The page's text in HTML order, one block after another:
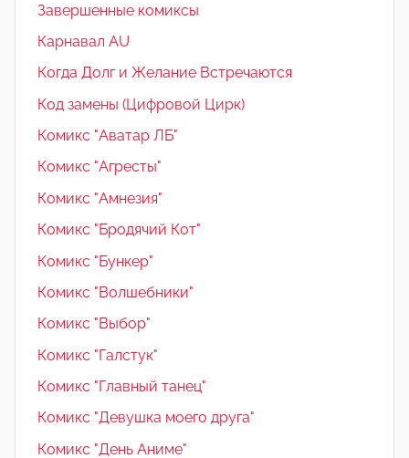
Завершенные комиксы
Карнавал AU
Когда Долг и Желание Встречаются
Код замены (Цифровой Цирк)
Комикс "Аватар ЛБ"
Комикс "Агресты"
Комикс "Амнезия"
Комикс "Бродячий Кот"
Комикс "Бункер"
Комикс "Волшебники"
Комикс "Выбор"
Комикс "Галстук"
Комикс "Главный танец"
Комикс "Девушка моего друга"
Комикс "День Аниме"